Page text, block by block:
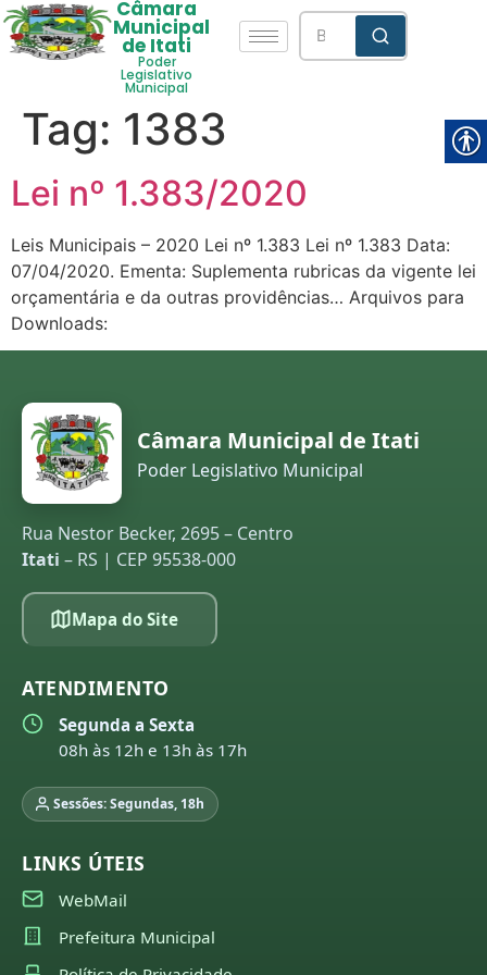
Câmara
Municipal
de Itati
Poder
Legislativo
Municipal
Tag: 1383
Lei nº 1.383/2020
Leis Municipais – 2020 Lei nº 1.383 Lei nº 1.383 Data:
07/04/2020. Ementa: Suplementa rubricas da vigente lei
orçamentária e da outras providências… Arquivos para
Downloads:
Câmara Municipal de Itati
Poder Legislativo Municipal
Rua Nestor Becker, 2695 – Centro
Itati – RS | CEP 95538-000
Mapa do Site
ATENDIMENTO
Segunda a Sexta
08h às 12h e 13h às 17h
Sessões: Segundas, 18h
LINKS ÚTEIS
WebMail
Prefeitura Municipal